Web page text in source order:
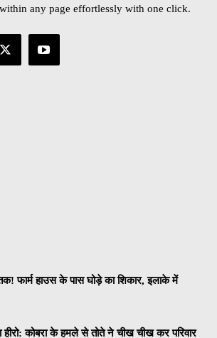
any page effortlessly with one click.
फार्म हाउस के पास घोड़े का शिकार, इलाके में
हीरो: कोबरा के हमले से तोते ने चीख चीख कर परिवार